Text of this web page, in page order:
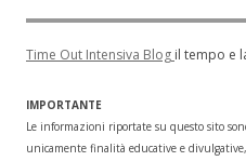
Time Out Intensiva Blog il tempo e
IMPORTANTE
Le informazioni riportate su questo sito
unicamente finalità educative e